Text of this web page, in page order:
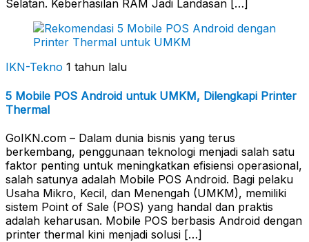
Selatan. Keberhasilan RAM Jadi Landasan […]
IKN-Tekno 1 tahun lalu
5 Mobile POS Android untuk UMKM, Dilengkapi Printer
Thermal
GoIKN.com – Dalam dunia bisnis yang terus
berkembang, penggunaan teknologi menjadi salah satu
faktor penting untuk meningkatkan efisiensi operasional,
salah satunya adalah Mobile POS Android. Bagi pelaku
Usaha Mikro, Kecil, dan Menengah (UMKM), memiliki
sistem Point of Sale (POS) yang handal dan praktis
adalah keharusan. Mobile POS berbasis Android dengan
printer thermal kini menjadi solusi […]